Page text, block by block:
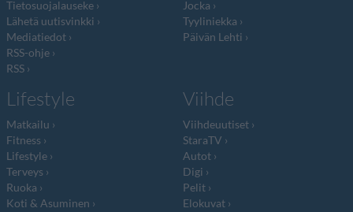
Tietosuojalauseke
Lähetä uutisvinkki
Mediatiedot
RSS-ohje
RSS
Jocka
Tyyliniekka
Päivän Lehti
Lifestyle
Matkailu
Fitness
Lifestyle
Terveys
Ruoka
Koti & Asuminen
Viihde
Viihdeuutiset
StaraTV
Autot
Digi
Pelit
Elokuvat